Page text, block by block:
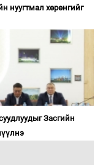
нуугтмал хөрөнгийг
Засгийн